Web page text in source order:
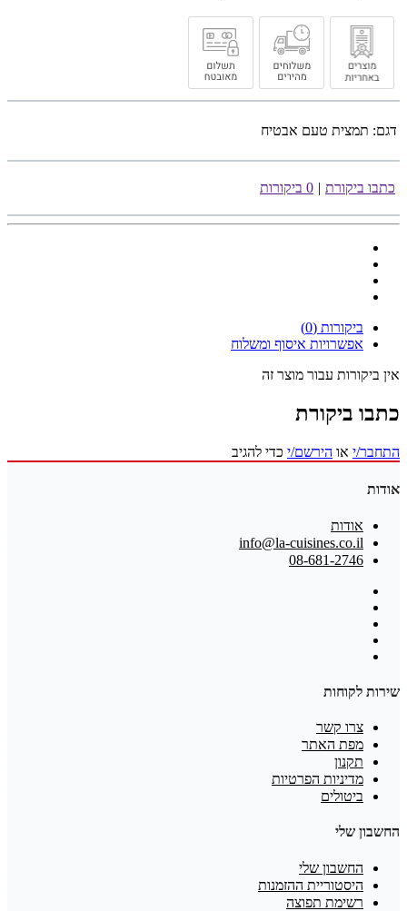
דגם: תמצית טעם אבטיח
כתבו ביקורת | 0 ביקורות
ביקורות (0)
אפשרויות איסוף ומשלוח
אין ביקורות עבור מוצר זה
כתבו ביקורת
התחבר/י או הירשם/י כדי להגיב
אודות
אודות
info@la-cuisines.co.il
08-681-2746
שירות לקוחות
צרו קשר
מפת האתר
תקנון
מדיניות הפרטיות
ביטולים
החשבון שלי
החשבון שלי
היסטוריית ההזמנות
רשימת תפוצה